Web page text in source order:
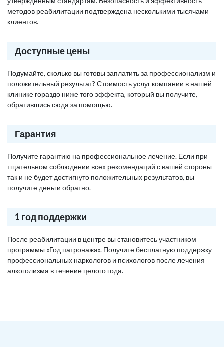
методов реабилитации подтверждена несколькими тысячами
клиентов.
Доступные цены
Подумайте, сколько вы готовы заплатить за профессионализм и
положительный результат? Стоимость услуг компании в нашей
клинике гораздо ниже того эффекта, который вы получите,
обратившись сюда за помощью.
Гарантия
Получите гарантию на профессиональное лечение. Если при
тщательном соблюдении всех рекомендаций с вашей стороны
так и не будет достигнуто положительных результатов, вы
получите деньги обратно.
1 год поддержки
После реабилитации в центре вы становитесь участником
программы «Год патронажа». Получите бесплатную поддержку
профессиональных наркологов и психологов после лечения
алкоголизма в течение целого года.